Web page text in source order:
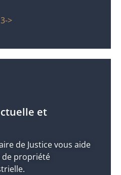
>
et
de Justice vous aide
propriété